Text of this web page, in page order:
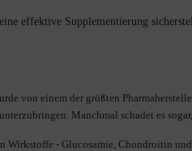
effektive Supplementierung
von einem der größten
Manchmal schadet es
Wirkstoffe - Glucosamie, Chondroitin